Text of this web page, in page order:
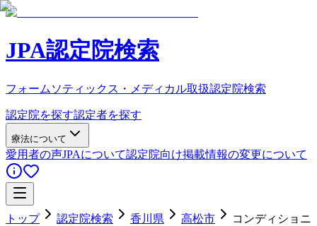
JPA認定院検索
フォームソティックス・メディカル取扱認定院検索
認定院を探す認定者を探す
療法について
愛用者の声JPAについて認定院向け掲載情報の変更について
トップ 認定院検索 香川県 高松市
コンディショニ